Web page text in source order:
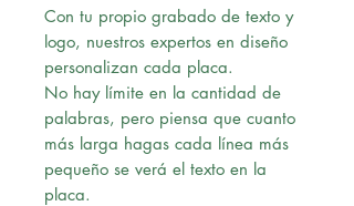
Con tu propio grabado de texto y
logo, nuestros expertos en diseño
personalizan cada placa.
No hay límite en la cantidad de
palabras, pero piensa que cuanto
más larga hagas cada línea más
pequeño se verá el texto en la
placa.